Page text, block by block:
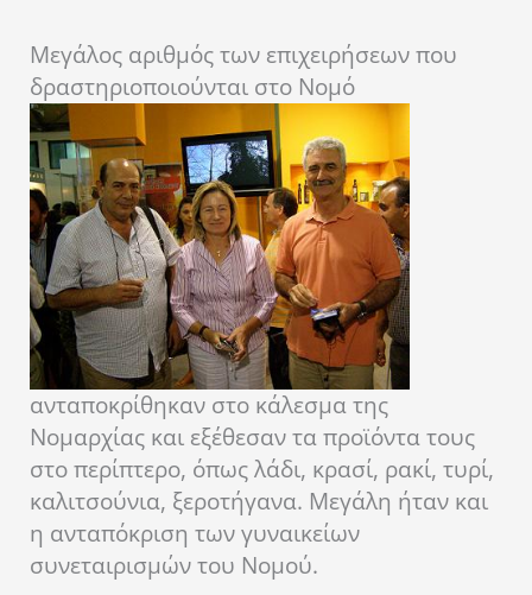
Μεγάλος αριθμός των επιχειρήσεων που
δραστηριοποιούνται στο Νομό
ανταποκρίθηκαν στο κάλεσμα της
Νομαρχίας και εξέθεσαν τα προϊόντα τους
στο περίπτερο, όπως λάδι, κρασί, ρακί, τυρί,
καλιτσούνια, ξεροτήγανα. Μεγάλη ήταν και
η ανταπόκριση των γυναικείων
συνεταιρισμών του Νομού.